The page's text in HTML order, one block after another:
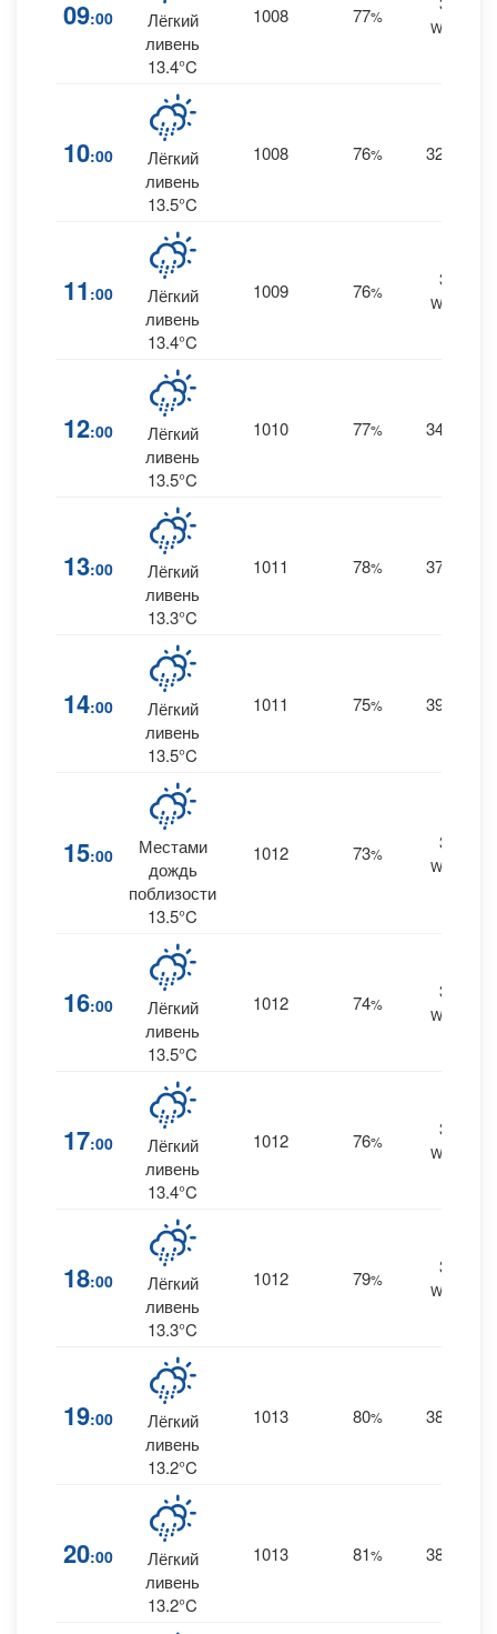
09:00
Лёгкий
ливень
13.4°C
1008 77%
WNW
10:00
Лёгкий
ливень
13.5°C
1008 76% 32
11 :00
Лёгкий
ливень
13.4°C
1009 76%
32
WNW
12:00
Лёгкий
ливень
13.5°C
1010 77% 34
13:00
Лёгкий
ливень
13.3°C
1011 78% 37
14:00
Лёгкий
ливень
13.5°C
1011 75% 39
15:00
Местами
дождь
поблизости
13.5°C
1012 73%
38
WNW
16:00
Лёгкий
ливень
13.5°C
1012 74%
38
WNW
17:00
Лёгкий
ливень
13.4°C
1012 76%
38
WNW
18:00
Лёгкий
ливень
13.3°C
1012 79%
37
WNW
19:00
Лёгкий
ливень
13.2°C
1013 80% 38
20:00
Лёгкий
ливень
13.2°C
1013 81% 38